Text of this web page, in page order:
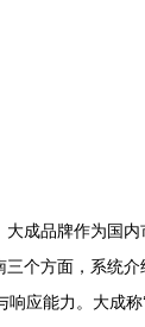
成品牌作为国
个方面，系统
应能力。大成称